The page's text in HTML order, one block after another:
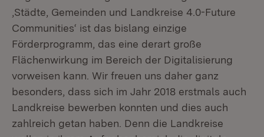
‚Städte, Gemeinden und Landkreise 4.0-Future
Communities‘ ist das bislang einzige
Förderprogramm, das eine derart große
Flächenwirkung im Bereich der Digitalisierung
vorweisen kann. Wir freuen uns daher ganz
besonders, dass sich im Jahr 2018 erstmals auch
Landkreise bewerben konnten und dies auch
zahlreich getan haben. Denn die Landkreise